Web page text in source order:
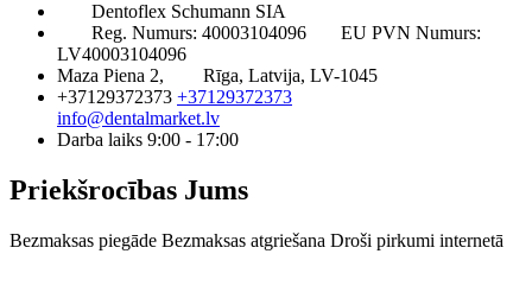
Dentoflex Schumann SIA
Reg. Numurs: 40003104096
EU PVN Numurs:
LV40003104096
Maza Piena 2,
Rīga, Latvija, LV-1045
+37129372373 +37129372373
info@dentalmarket.lv
Darba laiks 9:00 - 17:00
Priekšrocības Jums
Bezmaksas piegāde Bezmaksas atgriešana Droši pirkumi internetā